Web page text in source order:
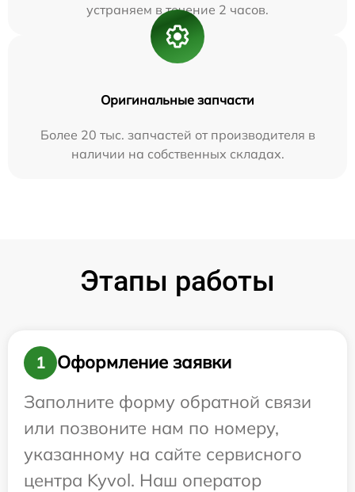
устраняем в течение 2 часов.
Оригинальные запчасти
Более 20 тыс. запчастей от производителя в
наличии на собственных складах.
Этапы работы
1
Оформление заявки
Заполните форму обратной связи
или позвоните нам по номеру,
указанному на сайте сервисного
центра Kyvol. Наш оператор